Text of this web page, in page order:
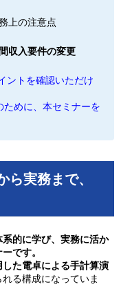
上の注意点
収入要件の変更
ントを確認いただけ
ために、本セミナーを
ら実務まで、
系的に学び、実務に活か
です。
た電卓による手計算演
る構成になっていま